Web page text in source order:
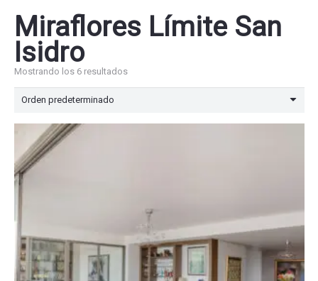
Miraflores Límite San
Isidro
Mostrando los 6 resultados